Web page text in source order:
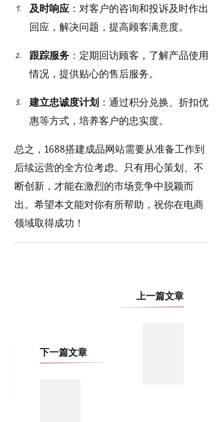
及时响应 ：对客户的咨询和投诉及时作出
回应，解决问题，提高顾客满意度。
跟踪服务 ：定期回访顾客，了解产品使用
情况，提供贴心的售后服务。
建立忠诚度计划 ：通过积分兑换、折扣优
惠等方式，培养客户的忠实度。
总之，1688搭建成品网站需要从准备工作到
后续运营的全方位考虑。只有用心策划、不
断创新，才能在激烈的市场竞争中脱颖而
出。希望本文能对你有所帮助，祝你在电商
领域取得成功！
上一篇文章
下一篇文章